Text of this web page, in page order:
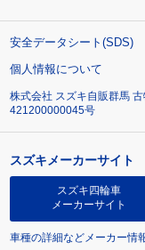
安全データシート(SDS)
個人情報について
株式会社 スズキ自販群馬
421200000045号
スズキメーカーサイト
スズキ四輪車
メーカーサイト
車種の詳細などメーカー情